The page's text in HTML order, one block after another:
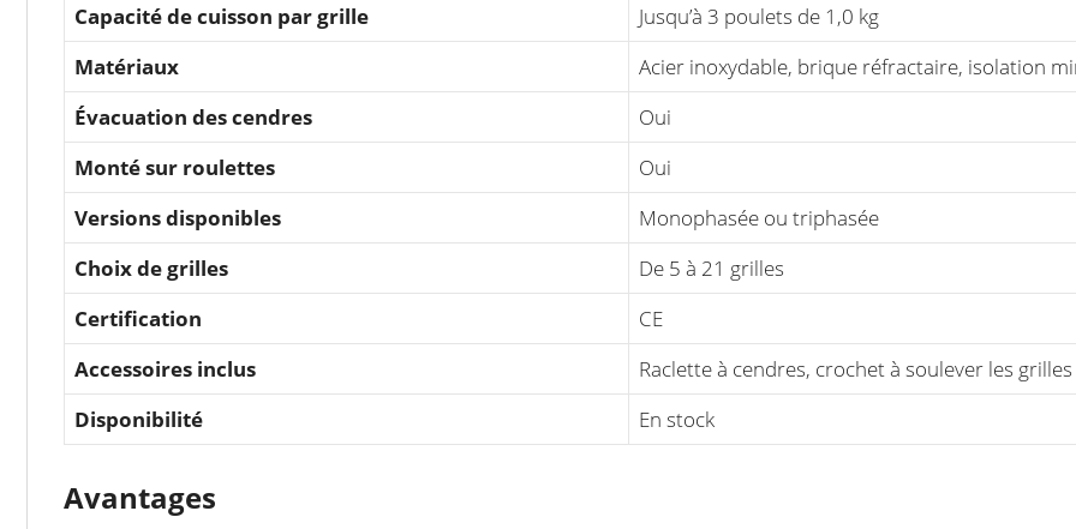
Capacité de cuisson par grille
Jusqu’à 3 poulets de 1,0 kg
Matériaux
Acier inoxydable, brique réfractaire, isolation
Évacuation des cendres
Oui
Monté sur roulettes
Oui
Versions disponibles
Monophasée ou triphasée
Choix de grilles
De 5 à 21 grilles
Certification
CE
Accessoires inclus
Raclette à cendres, crochet à soulever les grilles
Disponibilité
En stock
Avantages